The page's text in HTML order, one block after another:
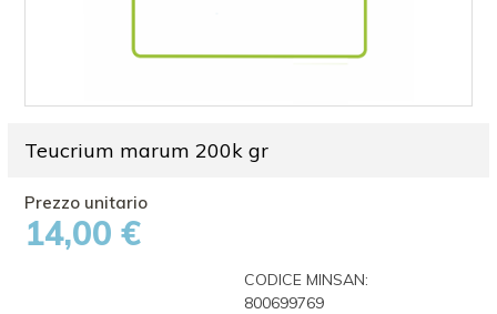
Teucrium marum 200k gr
14,00 €
CODICE MINSAN:
800699769